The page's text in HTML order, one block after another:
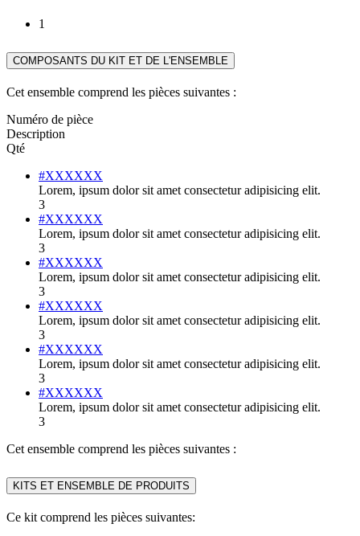
1
COMPOSANTS DU KIT ET DE L'ENSEMBLE
Cet ensemble comprend les pièces suivantes :
Numéro de pièce
Description
Qté
#XXXXXX
Lorem, ipsum dolor sit amet consectetur adipisicing elit.
3
#XXXXXX
Lorem, ipsum dolor sit amet consectetur adipisicing elit.
3
#XXXXXX
Lorem, ipsum dolor sit amet consectetur adipisicing elit.
3
#XXXXXX
Lorem, ipsum dolor sit amet consectetur adipisicing elit.
3
#XXXXXX
Lorem, ipsum dolor sit amet consectetur adipisicing elit.
3
#XXXXXX
Lorem, ipsum dolor sit amet consectetur adipisicing elit.
3
Cet ensemble comprend les pièces suivantes :
KITS ET ENSEMBLE DE PRODUITS
Ce kit comprend les pièces suivantes: